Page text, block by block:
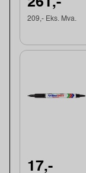
209,- Eks. Mva.
17,-